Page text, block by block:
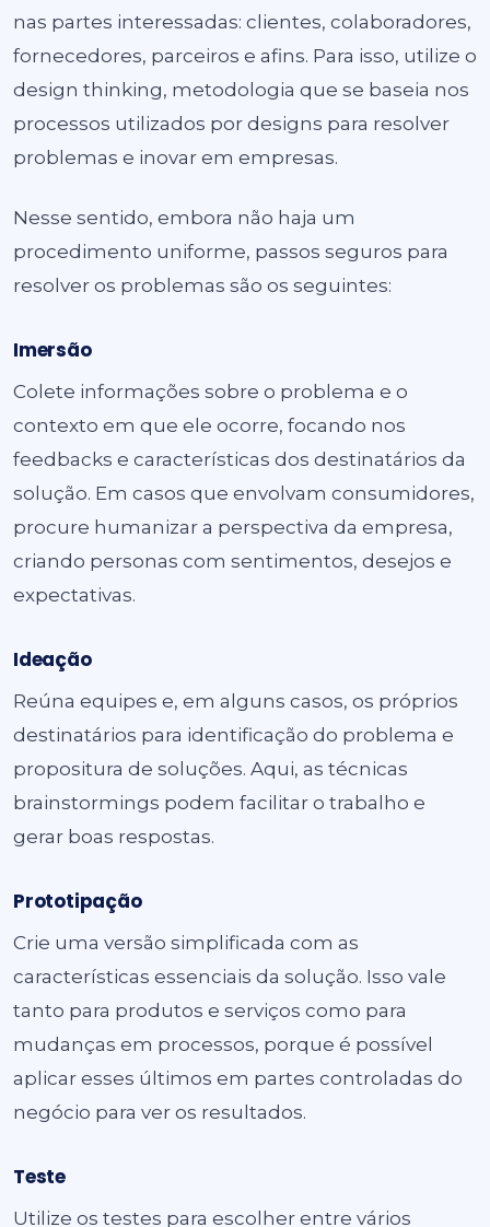
nas partes interessadas: clientes, colaboradores,
fornecedores, parceiros e afins. Para isso, utilize o
design thinking, metodologia que se baseia nos
processos utilizados por designs para resolver
problemas e inovar em empresas.
Nesse sentido, embora não haja um
procedimento uniforme, passos seguros para
resolver os problemas são os seguintes:
Imersão
Colete informações sobre o problema e o
contexto em que ele ocorre, focando nos
feedbacks e características dos destinatários da
solução. Em casos que envolvam consumidores,
procure humanizar a perspectiva da empresa,
criando personas com sentimentos, desejos e
expectativas.
Ideação
Reúna equipes e, em alguns casos, os próprios
destinatários para identificação do problema e
propositura de soluções. Aqui, as técnicas
brainstormings podem facilitar o trabalho e
gerar boas respostas.
Prototipação
Crie uma versão simplificada com as
características essenciais da solução. Isso vale
tanto para produtos e serviços como para
mudanças em processos, porque é possível
aplicar esses últimos em partes controladas do
negócio para ver os resultados.
Teste
Utilize os testes para escolher entre vários